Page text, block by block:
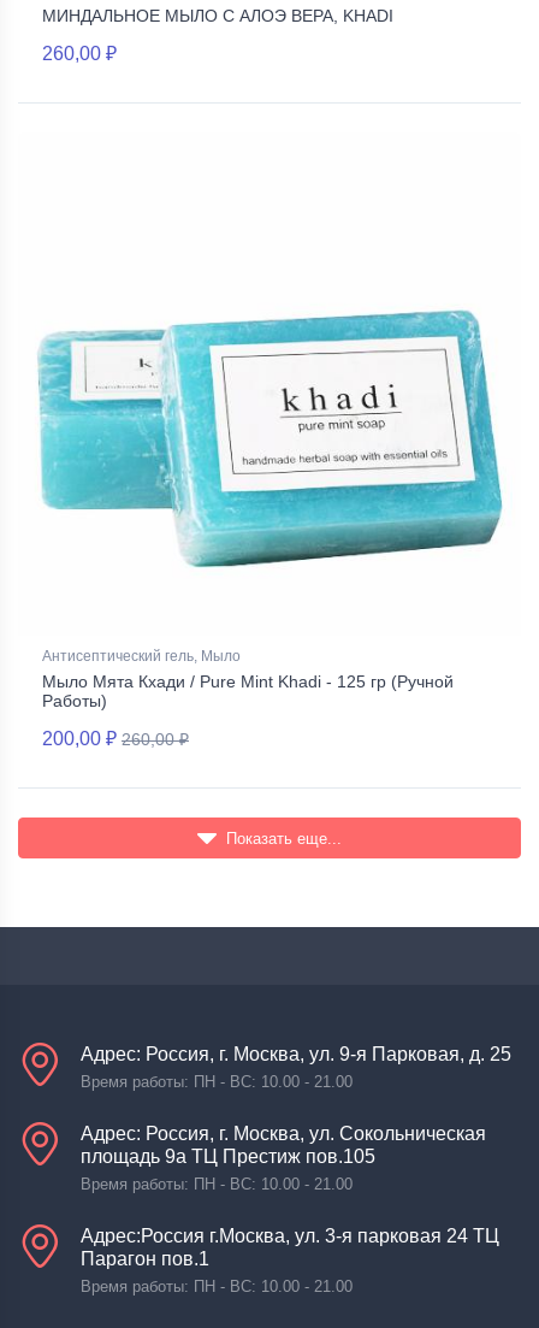
МИНДАЛЬНОЕ МЫЛО С АЛОЭ ВЕРА, KHADI
260,00 ₽
Антисептический гель, Мыло
Мыло Мята Кхади / Pure Mint Khadi - 125 гр (Ручной
Работы)
200,00 ₽ 260,00 ₽
Показать еще...
Адрес: Россия, г. Москва, ул. 9-я Парковая, д. 25
Время работы: ПН - ВС: 10.00 - 21.00
Адрес: Россия, г. Москва, ул. Сокольническая
площадь 9а ТЦ Престиж пов.105
Время работы: ПН - ВС: 10.00 - 21.00
Адрес:Россия г.Москва, ул. 3-я парковая 24 ТЦ
Парагон пов.1
Время работы: ПН - ВС: 10.00 - 21.00